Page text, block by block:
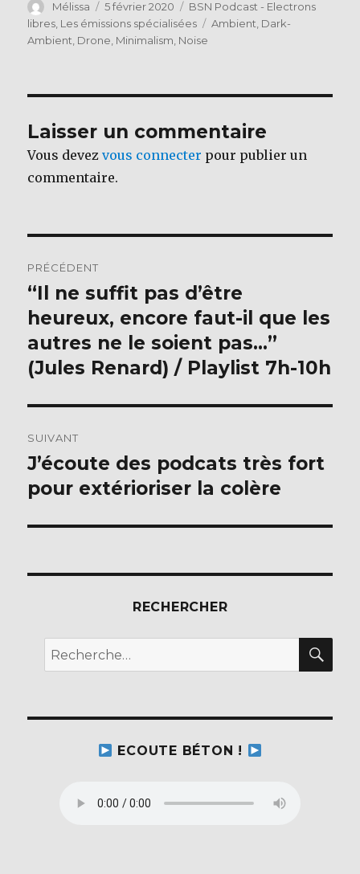
c
e
o
k
it
te
Auteur
Mélissa
Publié
le
5 février 2020 Catégories
BSN Podcast - Electrons
libres, Les émissions spécialisées Étiquettes
Ambient, Dark-
Ambient, Drone, Minimalism, Noise
Laisser un commentaire
Vous devezvous connecter pour publier un
commentaire.
de
l’article
PRÉCÉDENT
Publication
précédente :
“Il ne suffit pas d’être
heureux, encore faut-il que les
autres ne le soient pas…”
(Jules Renard) / Playlist 7h-10h
SUIVANT
Publication
suivante :
J’écoute des podcats très fort
pour extérioriser la colère
RECHERCHER
Recherche
pour :
ECOUTE BÉTON !